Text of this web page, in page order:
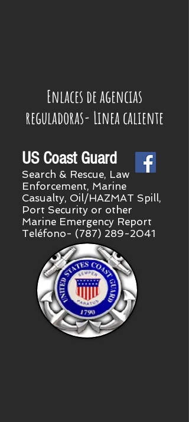
Enlaces de agencias
reguladoras- Linea caliente
US Coast Guard
Search & Rescue, Law
Enforcement, Marine
Casualty, Oil/HAZMAT Spill,
Port Security or other
Marine Emergency Report
Teléfono- (787) 289-2041